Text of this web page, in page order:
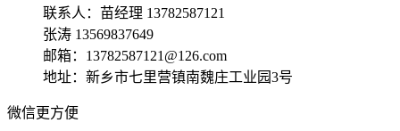
联系人：苗经理 13782587121
张涛 13569837649
邮箱：13782587121@126.com
地址：新乡市七里营镇南魏庄工业园3号
微信更方便